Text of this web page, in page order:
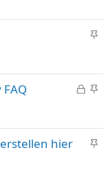
t
e
p
t
A
e
p
t
G
p
A
e
pA
hier